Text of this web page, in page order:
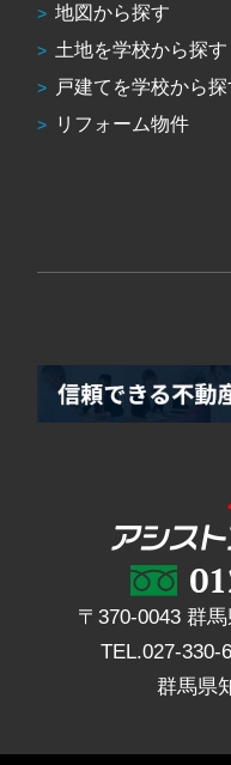
地図から探す
土地を学校から探す
戸建てを学校から探
リフォーム物件
〒370-0043 群
TEL.027-330-
群馬県